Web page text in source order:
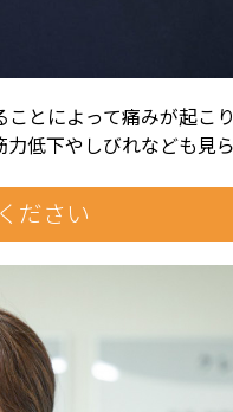
とによって痛みが起こ
低下やしびれなども見
ださい